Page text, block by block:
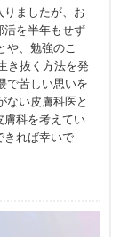
りましたが、お
活を半年もせず
や、勉強のこ
き抜く方法を発
で苦しい思いを
ない皮膚科医と
膚科を考えてい
きれば幸いで